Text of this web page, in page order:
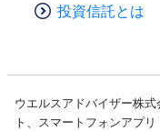
投資信託とは
ウエルスアドバイザー株
ト、スマートフォンアプ